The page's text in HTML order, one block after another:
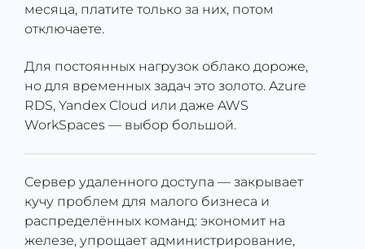
месяца, платите только за них, потом
отключаете.
Для постоянных нагрузок облако дороже,
но для временных задач это золото. Azure
RDS, Yandex Cloud или даже AWS
WorkSpaces — выбор большой.
Сервер удаленного доступа — закрывает
кучу проблем для малого бизнеса и
распределённых команд: экономит на
железе, упрощает администрирование,